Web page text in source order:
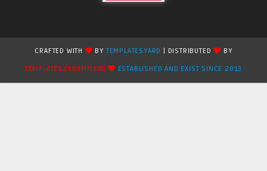
CRAFTED WITH BYTEMPLATESYARD | DISTRIBUTED
BY
TEMPLATES2909MMXXII
ESTABLISHED AND EXIST SINCE 2013